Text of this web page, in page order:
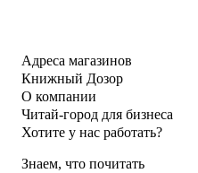
Адреса магазинов
Книжный Дозор
О компании
Читай-город для бизнеса
Хотите у нас работать?
Знаем, что почитать